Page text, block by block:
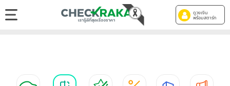
ดูวงเงิน
พร้อมสตาร์ท